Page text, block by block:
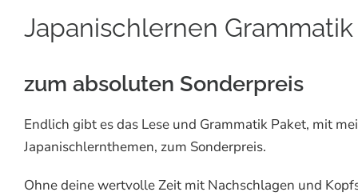
Japanischlernen
zum absoluten Sonderpreis
Endlich gibt es das Lese und Grammatik Paket, mit
Japanischlernthemen, zum Sonderpreis.
Ohne deine wertvolle Zeit mit Nachschlagen und